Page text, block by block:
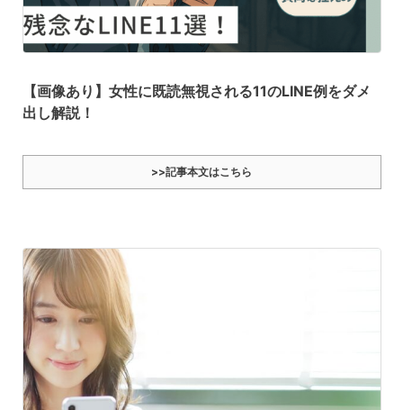
【画像あり】女性に既読無視される11のLINE例をダメ
出し解説！
>>記事本文はこちら